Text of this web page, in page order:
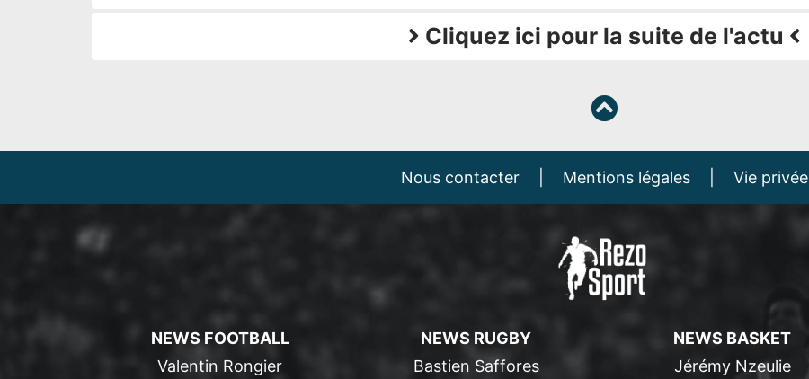
Cliquez ici pour la suite de l'actu
Nous contacter Mentions légales Vie privée
NEWS FOOTBALL
Valentin Rongier
NEWS RUGBY
Bastien Saffores
NEWS BASKET
Jérémy Nzeulie